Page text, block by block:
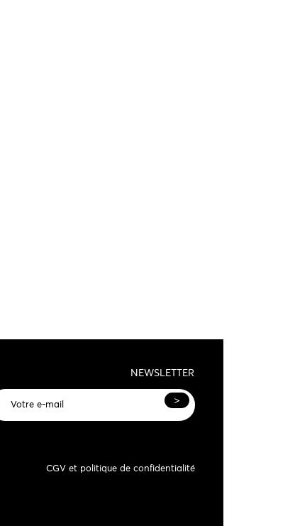
NEWSLETTER
>
CGV et politique de confidentialité